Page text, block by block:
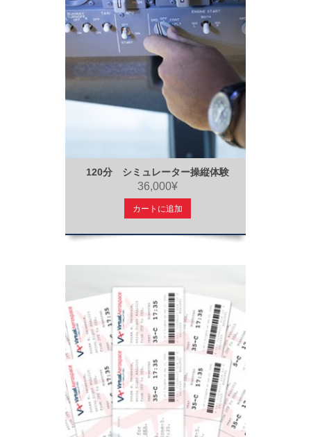
120分 シミュレーター操縦体験
36,000¥
カートに追加